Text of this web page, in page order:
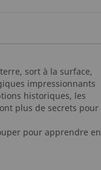
sort à la surface,
impressionnants
historiques, les
plus de secrets pour
pour apprendre en